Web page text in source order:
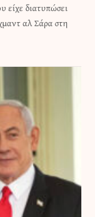
είχε διατυπώσει
αλ Σάρα στη